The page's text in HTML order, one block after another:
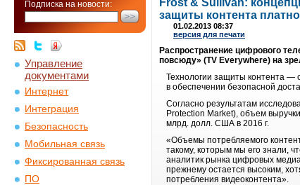
Подписка на новости:
Управление
документами
Интернет
Интеграция
Безопасность
Мобильная связь
Фиксированная связь
ПО
Frost & Sullivan:
защиты контента
01.02.2013 08:37
версия для печати
Распространение цифрового
повсюду» (TV Everywhere) на
Технологии защиты контента —
в обеспечении безопасной
Согласно результатам
Protection Market), объем
млрд. долл. США в 2016 г.
«Объемы потребляемого
такому, которым мы его знали,
аналитик рынка цифровых
прежнему остается высоким,
потребления видеоконтента».